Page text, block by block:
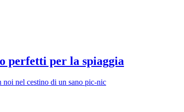
perfetti per la spiaggia
nel cestino di un sano pic-nic